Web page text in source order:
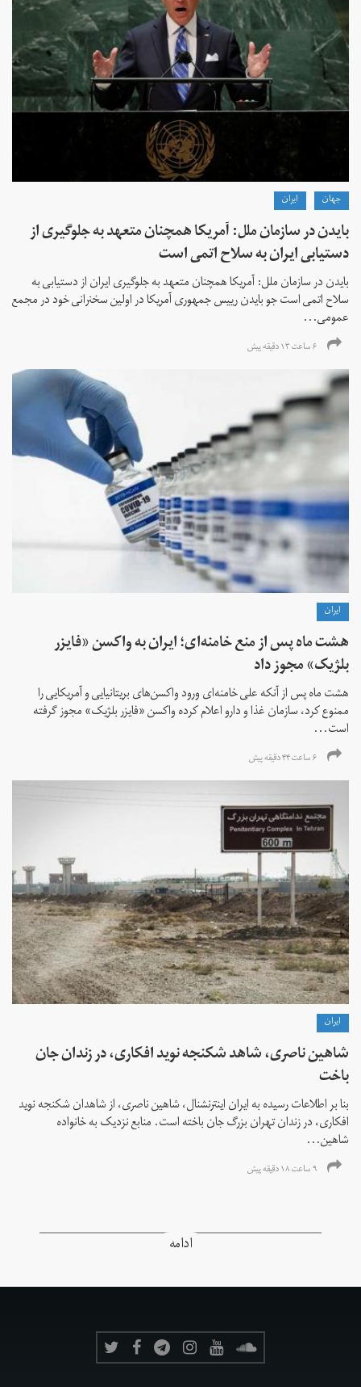
جهان ايران
بایدن در سازمان ملل: آمریکا همچنان متعهد به جلوگیری از
دستیابی ایران به سلاح اتمی است
بایدن در سازمان ملل: آمریکا همچنان متعهد به جلوگیری ایران از دستیابی به
سلاح اتمی است جو بایدن رییس جمهوری آمریکا در اولین سخنرانی خود در مجمع
عمومی...
۶ ساعت ۱۳ دقیقه پیش
ايران
هشت ماه پس از منع خامنه‌ای؛ ایران به واکسن «فایزر
بلژیک» مجوز داد
هشت ماه پس از آنکه علی خامنه‌ای ورود واکسن‌های بریتانیایی و آمریکایی را
ممنوع کرد، سازمان غذا و دارو اعلام کرده واکسن «فایزر بلژیک» مجوز گرفته
است...
۶ ساعت ۴۴ دقیقه پیش
ايران
شاهین ناصری، شاهد شکنجه نوید افکاری، در زندان جان
باخت
بنا بر اطلاعات رسیده به ایران اینترنشنال، شاهین ناصری، از شاهدان شکنجه نوید
افکاری، در زندان تهران بزرگ جان باخته است. منابع نزدیک به خانواده
شاهین...
۹ ساعت ۱۸ دقیقه پیش
ادامه